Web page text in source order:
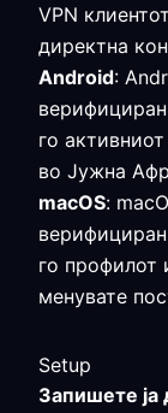
VPN
директна
Android:
го
во Јужна
macOS:
го профилот
менувате
Setup
Запишете ја